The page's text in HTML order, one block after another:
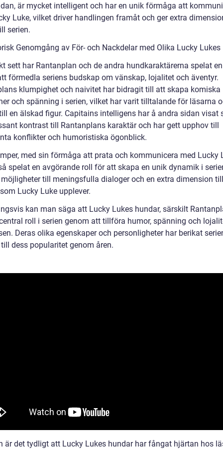
är mycket intelligent och har en unik förmåga att
Luke, vilket driver handlingen framåt och ger extra
serien.
Genomgång av För- och Nackdelar med Olika Lucky Lukes
sett har Rantanplan och de andra hundkaraktärerna spelat
förmedla seriens budskap om vänskap, lojalitet och äventyr.
klumpighet och naivitet har bidragit till att skapa komiska
och spänning i serien, vilket har varit tilltalande för läsarna
en älskad figur. Capitains intelligens har å andra sidan visat
kontrast till Rantanplans karaktär och har gett upphov till
konflikter och humoristiska ögonblick.
med sin förmåga att prata och kommunicera med Lucky
spelat en avgörande roll för att skapa en unik dynamik i
till meningsfulla dialoger och en extra dimension
Lucky Luke upplever.
kan man säga att Lucky Lukes hundar, särskilt
roll i serien genom att tillföra humor, spänning och
Deras olika egenskaper och personligheter har berikat
dess popularitet genom åren.
är det tydligt att Lucky Lukes hundar har fångat hjärtan hos